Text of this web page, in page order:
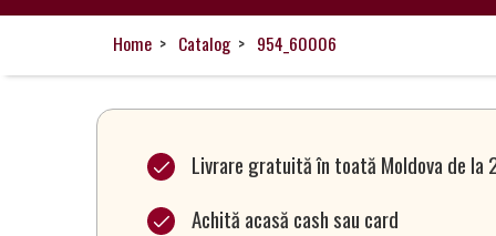
Home Catalog 954_60006
Livrare gratuită în toată Moldova de la
Achită acasă cash sau card